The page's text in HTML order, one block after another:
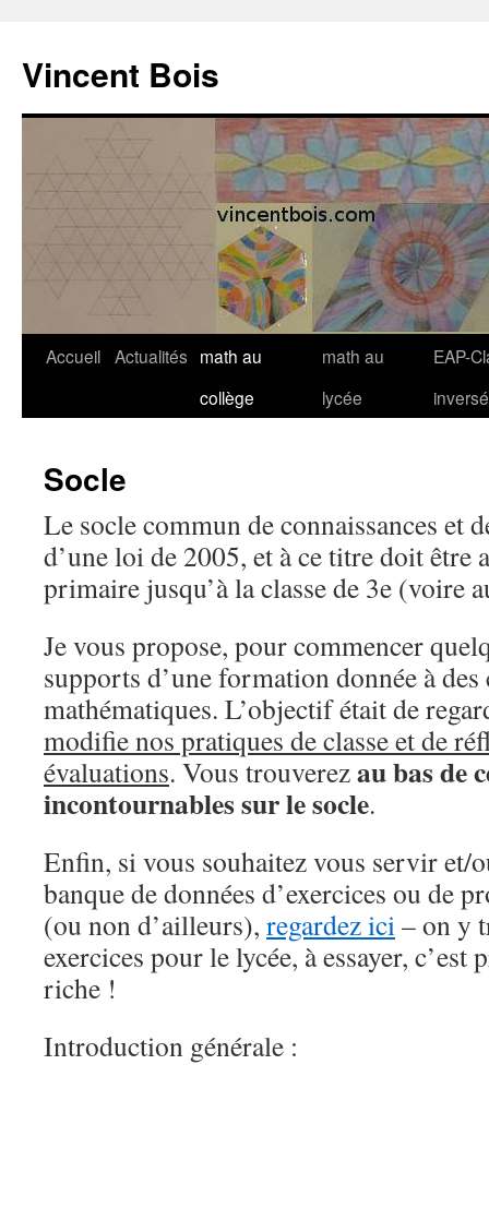
contenu
Vincent Bois
Accueil Actualités math au
collège
math au
lycée
EAP-
Socle
Le socle commun de connaissances et
d’une loi de 2005, et à ce titre doit être
primaire jusqu’à la classe de 3e (voire
Je vous propose, pour commencer
supports d’une formation donnée à des
mathématiques. L’objectif était de
modifie nos pratiques de classe et de
évaluations. Vous trouverezau bas de
incontournables sur le socle.
Enfin, si vous souhaitez vous servir et/
banque de données d’exercices ou de
(ou non d’ailleurs), regardez ici– on y
exercices pour le lycée, à essayer, c’est
riche !
Introduction générale :